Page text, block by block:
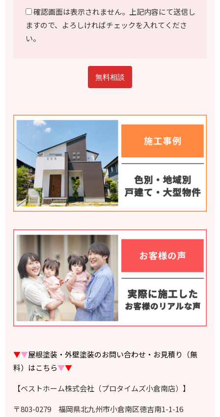
確認画面は表示されません。上記内容にて送信し
ますので、よろしければチェックを入れてくださ
い。
▼▼屋根塗装・外壁塗装のお問い合わせ・お見積り（無
料）はこちら▼▼
【ベストホーム株式会社（プロタイムズ小倉南店）】
〒803-0279 福岡県北九州市小倉南区徳吉南1-1-16